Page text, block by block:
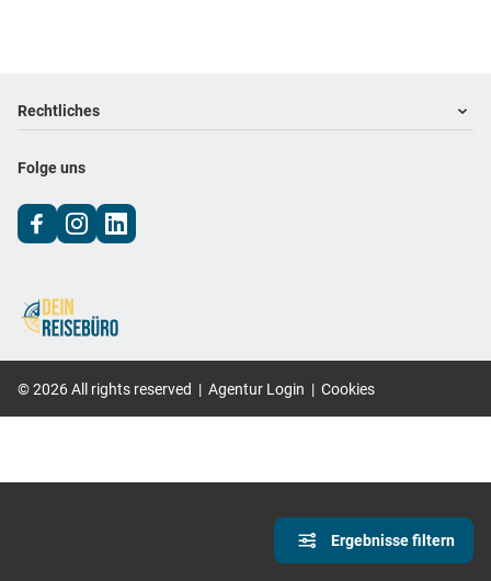
Ergebnisse filtern
Footer navigation
Rechtliches
AGB
Folge uns
©2026All rights reserved | Agentur Login | Cookies